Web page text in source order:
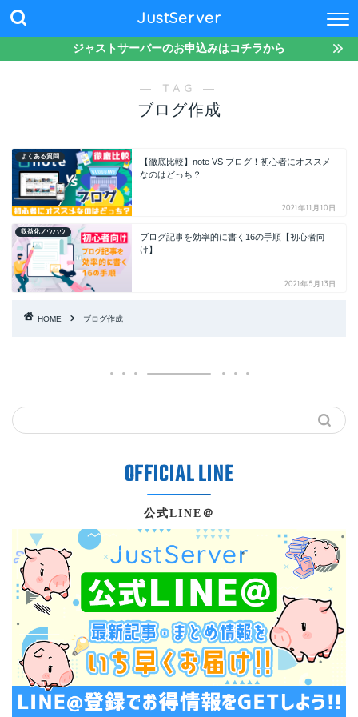
JustServer
ジャストサーバーのお申込みはコチラから
― TAG ―
ブログ作成
よくある質問
【徹底比較】note VS ブログ！初心者にオススメ
なのはどっち？
2021年11月10日
収益化ノウハウ
ブログ記事を効率的に書く16の手順【初心者向
け】
2021年5月13日
HOME ブログ作成
公式LINE＠